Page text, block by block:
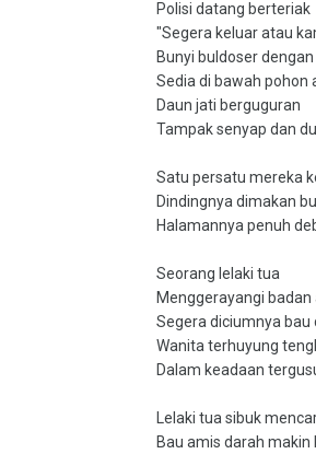
Polisi datang berteriak
"Segera keluar atau
Bunyi buldoser
Sedia di bawah pohon
Daun jati berguguran
Tampak senyap dan
Satu persatu mereka
Dindingnya dimakan
Halamannya penuh
Seorang lelaki tua
Menggerayangi badan
Segera diciumnya bau
Wanita terhuyung
Dalam keadaan
Lelaki tua sibuk
Bau amis darah makin